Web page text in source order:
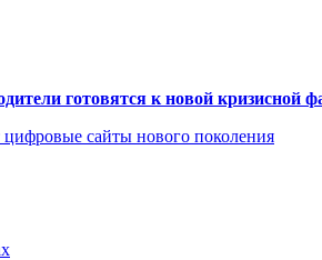
готовятся к новой кризисной
сайты нового поколения